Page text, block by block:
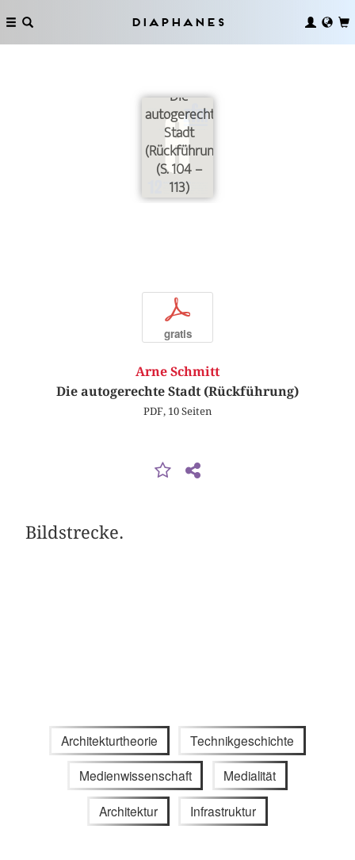
Diaphanes
Die
autogerechte
Stadt
(Rückführung)
(S. 104 –
113)
p
gratis
Arne Schmitt
Die autogerechte Stadt (Rückführung)
PDF, 10 Seiten
Bildstrecke.
Architekturtheorie Technikgeschichte
Medienwissenschaft Medialität
Architektur Infrastruktur